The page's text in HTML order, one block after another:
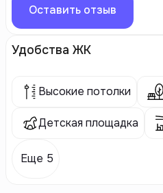
Оставить отзыв
Удобства ЖК
Высокие потолки
Детская площадка
Еще 5